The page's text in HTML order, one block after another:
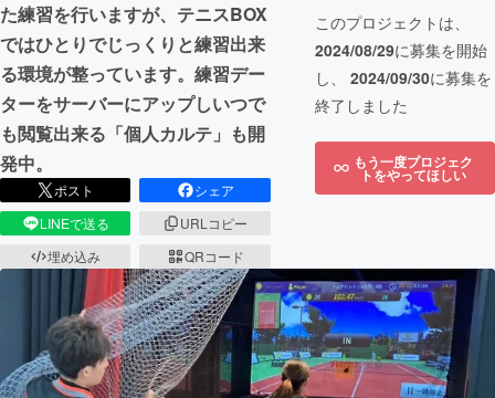
た練習を行いますが、テニスBOX
ではひとりでじっくりと練習出来
る環境が整っています。練習デー
ターをサーバーにアップしいつで
も閲覧出来る「個人カルテ」も開
発中。
ポスト
シェア
LINEで送る
URLコピー
埋め込み
QRコード
このプロジェクトは、
2024/08/29に募集を開始
し、 2024/09/30に募集を
終了しました
もう一度プロジェク
トをやってほしい